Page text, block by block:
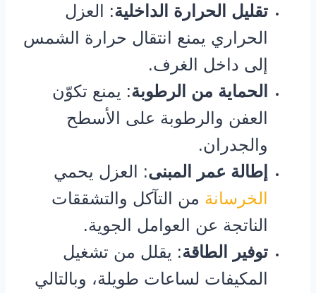
تقليل الحرارة الداخلية: العزل
الحراري يمنع انتقال حرارة الشمس
إلى داخل الغرف.
الحماية من الرطوبة: يمنع تكوّن
العفن والرطوبة على الأسطح
والجدران.
إطالة عمر المبنى: العزل يحمي
الخرسانة من التآكل والتشققات
الناتجة عن العوامل الجوية.
توفير الطاقة: يقلل من تشغيل
المكيفات لساعات طويلة، وبالتالي